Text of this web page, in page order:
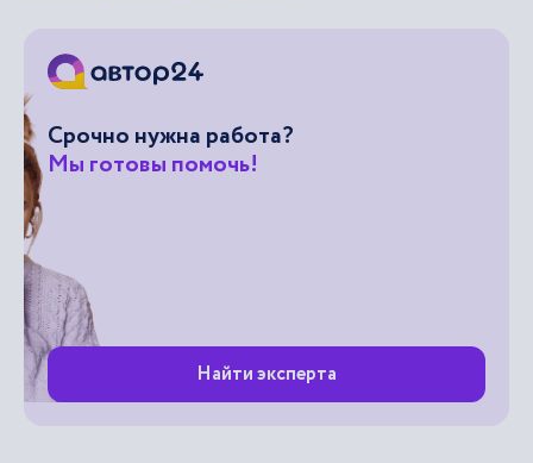
Срочно нужна работа?
Мы готовы помочь!
Найти эксперта